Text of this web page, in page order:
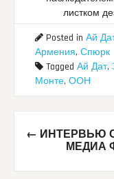
листком
Posted in Ай
Армения, Спюрк
Tagged Ай Дат,
Монте, ООН
Post
← ИНТЕРВЬЮ
МЕДИА